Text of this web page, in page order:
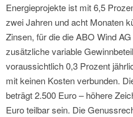
Energieprojekte ist mit 6,5
zwei Jahren und acht Monaten
Zinsen, für die die ABO Wind
zusätzliche variable
voraussichtlich 0,3 Prozent
mit keinen Kosten verbunden.
beträgt 2.500 Euro – höhere
Euro teilbar sein. Die